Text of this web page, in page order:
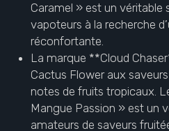
Caramel » est un véritable
vapoteurs à la recherche
réconfortante.
La marque **Cloud
Cactus Flower aux
notes de fruits tropicaux.
Mangue Passion » est un
amateurs de saveurs